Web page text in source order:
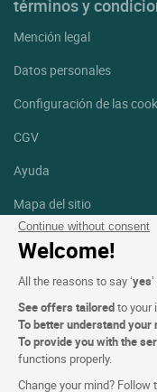
Continue without consent
Welcome!
All the reasons to say ‘yes
See offers tailoredto your
To better understand your
To provide you with the
functions properly.
Change your mind? Follow
términos y
Mención legal
Datos personales
Configuración de las
CGV
Ayuda
Mapa del sitio
Créditos
fotografías
Facebook
Linkedin